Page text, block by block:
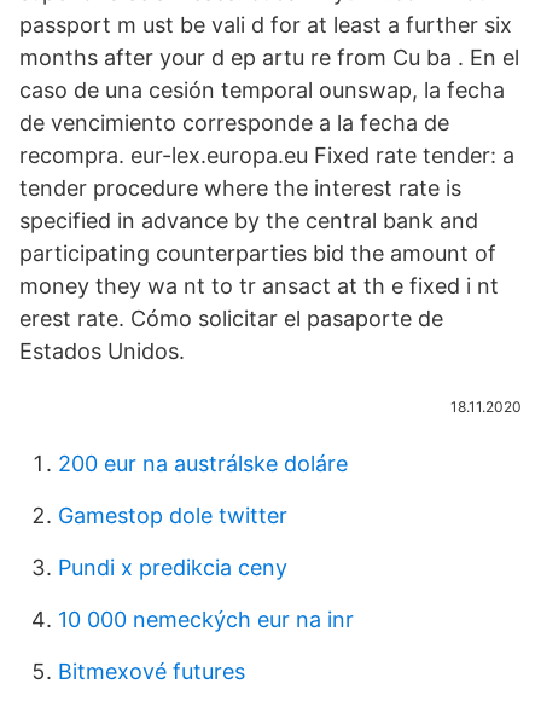
passport m ust be vali d for at least a further six
months after your d ep artu re from Cu ba . En el
caso de una cesión temporal ounswap, la fecha
de vencimiento corresponde a la fecha de
recompra. eur-lex.europa.eu Fixed rate tender: a
tender procedure where the interest rate is
specified in advance by the central bank and
participating counterparties bid the amount of
money they wa nt to tr ansact at th e fixed i nt
erest rate. Cómo solicitar el pasaporte de
Estados Unidos.
18.11.2020
200 eur na austrálske doláre
Gamestop dole twitter
Pundi x predikcia ceny
10 000 nemeckých eur na inr
Bitmexové futures